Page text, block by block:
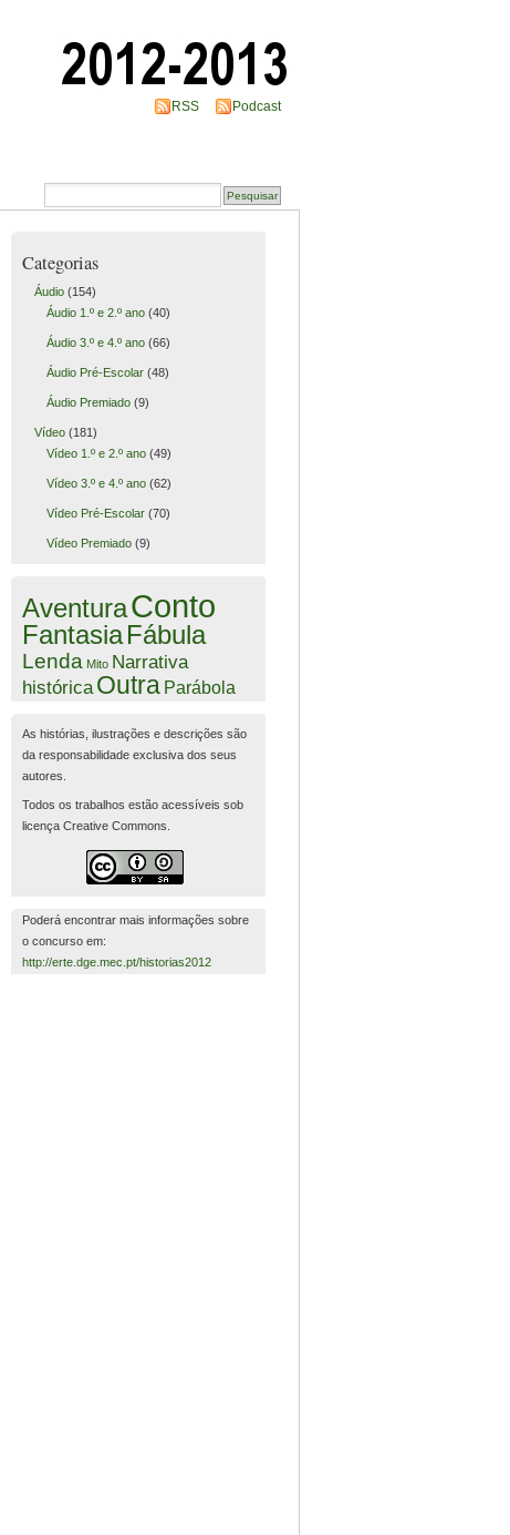
RSS Podcast
Categorias
Áudio(154)
Áudio 1.º e 2.º ano(40)
Áudio 3.º e 4.º ano(66)
Áudio Pré-Escolar(48)
Áudio Premiado(9)
Vídeo(181)
Vídeo 1.º e 2.º ano(49)
Vídeo 3.º e 4.º ano(62)
Vídeo Pré-Escolar(70)
Vídeo Premiado(9)
AventuraConto
FantasiaFábula
Lenda Mito Narrativa
histórica Outra Parábola
As histórias, ilustrações e descrições são
da responsabilidade exclusiva dos seus
autores.
Todos os trabalhos estão acessíveis sob
licença Creative Commons.
Poderá encontrar mais informações sobre
o concurso em:
http://erte.dge.mec.pt/historias2012